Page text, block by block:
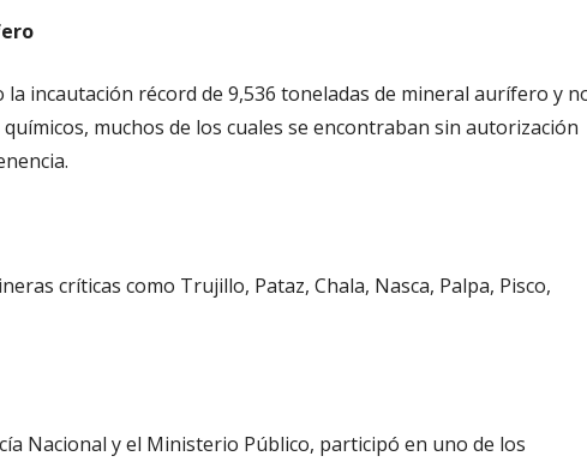
incautación récord de 9,536 toneladas de mineral aurífero y
muchos de los cuales se encontraban sin autorización
críticas como Trujillo, Pataz, Chala, Nasca, Palpa, Pisco,
Nacional y el Ministerio Público, participó en uno de los